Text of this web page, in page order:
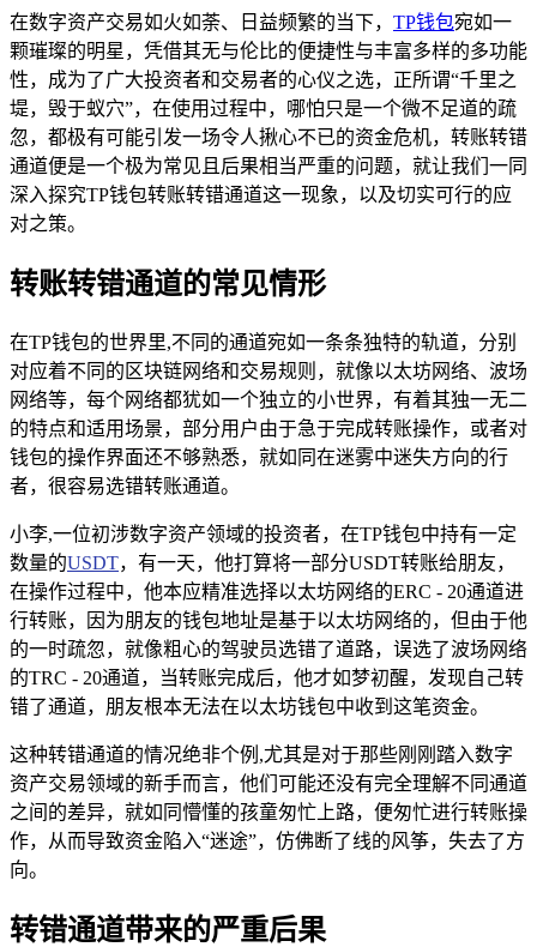
在数字资产交易如火如荼、日益频繁的当下， TP钱包宛如一
颗璀璨的明星，凭借其无与伦比的便捷性与丰富多样的多功能
性，成为了广大投资者和交易者的心仪之选，正所谓“千里之
堤，毁于蚁穴”，在使用过程中，哪怕只是一个微不足道的疏
忽，都极有可能引发一场令人揪心不已的资金危机，转账转错
通道便是一个极为常见且后果相当严重的问题，就让我们一同
深入探究TP钱包转账转错通道这一现象，以及切实可行的应
对之策。
转账转错通道的常见情形
在TP钱包的世界里,不同的通道宛如一条条独特的轨道，分别
对应着不同的区块链网络和交易规则，就像以太坊网络、波场
网络等，每个网络都犹如一个独立的小世界，有着其独一无二
的特点和适用场景，部分用户由于急于完成转账操作，或者对
钱包的操作界面还不够熟悉，就如同在迷雾中迷失方向的行
者，很容易选错转账通道。
小李,一位初涉数字资产领域的投资者，在TP钱包中持有一定
数量的USDT，有一天，他打算将一部分USDT转账给朋友，
在操作过程中，他本应精准选择以太坊网络的ERC - 20通道进
行转账，因为朋友的钱包地址是基于以太坊网络的，但由于他
的一时疏忽，就像粗心的驾驶员选错了道路，误选了波场网络
的TRC - 20通道，当转账完成后，他才如梦初醒，发现自己转
错了通道，朋友根本无法在以太坊钱包中收到这笔资金。
这种转错通道的情况绝非个例,尤其是对于那些刚刚踏入数字
资产交易领域的新手而言，他们可能还没有完全理解不同通道
之间的差异，就如同懵懂的孩童匆忙上路，便匆忙进行转账操
作，从而导致资金陷入“迷途”，仿佛断了线的风筝，失去了方
向。
转错通道带来的严重后果